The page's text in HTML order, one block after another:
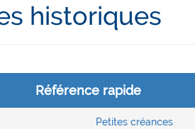
historiques
Référence rapide
Petites créances